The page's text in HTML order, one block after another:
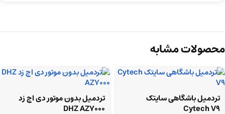
محصولات مشابه
تردمیل باشگاهی سایتک
Cytech V9
تردمیل بدون موتور دی اچ زد
DHZ AZ7000